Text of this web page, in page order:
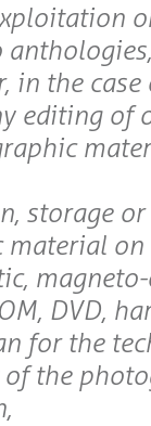
in the
editing of
storage
on
DVD,
for the
of the